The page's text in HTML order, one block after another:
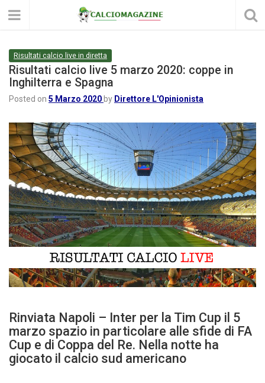
Risultati calcio live in diretta
Risultati calcio live 5 marzo 2020: coppe in
Inghilterra e Spagna
Posted on 5 Marzo 2020 by Direttore L'Opinionista
Rinviata Napoli – Inter per la Tim Cup il 5
marzo spazio in particolare alle sfide di FA
Cup e di Coppa del Re. Nella notte ha
giocato il calcio sud americano